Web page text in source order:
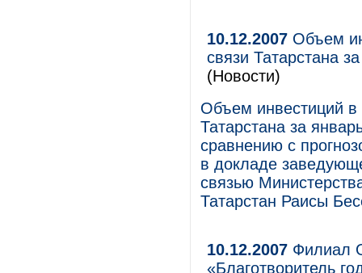
10.12.2007 Объем
связи Татарстана
(Новости)
Объем инвестиций в
Татарстана за
сравнению с
в докладе
связью
Татарстан Раисы
10.12.2007 Филиал
«Благотворитель